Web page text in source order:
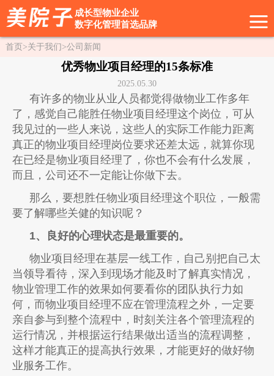
成长型物业企业
数字化管理首选品牌
首页 >关于我们 >公司新闻
优秀物业项目经理的15条标准
2025.05.30
有许多的物业从业人员都觉得做物业工作多年
了，感觉自己能胜任物业项目经理这个岗位，可从
我见过的一些人来说，这些人的实际工作能力距离
真正的物业项目经理岗位要求还差太远，就算你现
在已经是物业项目经理了，你也不会有什么发展，
而且，公司还不一定能让你做下去。
那么，要想胜任物业项目经理这个职位，一般需
要了解哪些关健的知识呢？
1、良好的心理状态是最重要的。
物业项目经理在基层一线工作，自己别把自己太
当领导看待，深入到现场才能及时了解真实情况，
物业管理工作的效果如何要看你的团队执行力如
何，而物业项目经理不应在管理流程之外，一定要
亲自参与到整个流程中，时刻关注各个管理流程的
运行情况，并根据运行结果做出适当的流程调整，
这样才能真正的提高执行效果，才能更好的做好物
业服务工作。